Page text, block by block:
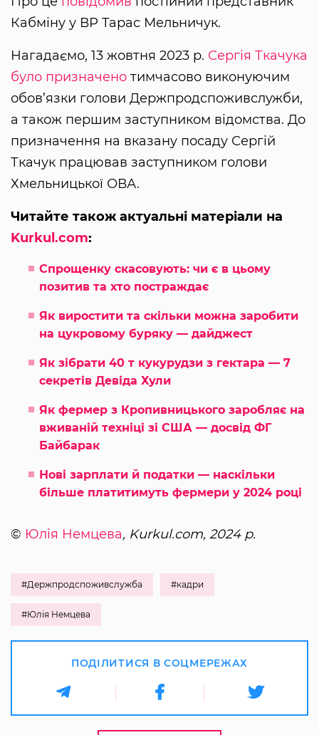
Кабміну у ВР Тарас Мельничук.
Нагадаємо, 13 жовтня 2023 р. Сергія Ткачука
було призначено тимчасово виконуючим
обов’язки голови Держпродспоживслужби,
а також першим заступником відомства. До
призначення на вказану посаду Сергій
Ткачук працював заступником голови
Хмельницької ОВА.
Читайте також актуальні матеріали на
Kurkul.com:
Спрощенку скасовують: чи є в цьому
позитив та хто постраждає
Як виростити та скільки можна заробити
на цукровому буряку — дайджест
Як зібрати 40 т кукурудзи з гектара — 7
секретів Девіда Хули
Як фермер з Кропивницького заробляє на
вживаній техніці зі США — досвід ФГ
Байбарак
Нові зарплати й податки — наскільки
більше платитимуть фермери у 2024 році
© Юлія Немцева, Kurkul.com, 2024 р.
#Держпродспоживслужба #кадри
#Юлія Немцева
ПОДІЛИТИСЯ В СОЦМЕРЕЖАХ